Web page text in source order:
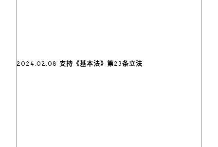
2024.02.08 支持《基本法》第23条立法